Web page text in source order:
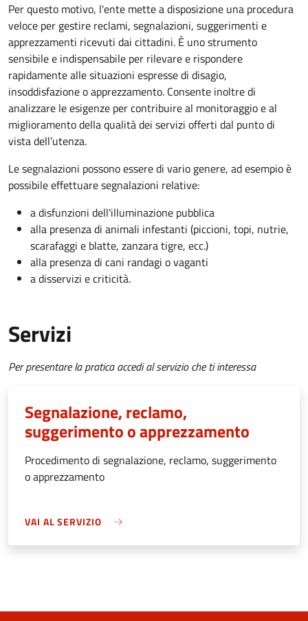
Per questo motivo, l'ente mette a disposizione una procedura
veloce per gestire reclami, segnalazioni, suggerimenti e
apprezzamenti ricevuti dai cittadini. È uno strumento
sensibile e indispensabile per rilevare e rispondere
rapidamente alle situazioni espresse di disagio,
insoddisfazione o apprezzamento. Consente inoltre di
analizzare le esigenze per contribuire al monitoraggio e al
miglioramento della qualità dei servizi offerti dal punto di
vista dell’utenza.
Le segnalazioni possono essere di vario genere, ad esempio è
possibile effettuare segnalazioni relative:
a disfunzioni dell'illuminazione pubblica
alla presenza di animali infestanti (piccioni, topi, nutrie,
scarafaggi e blatte, zanzara tigre, ecc.)
alla presenza di cani randagi o vaganti
a disservizi e criticità.
Servizi
Per presentare la pratica accedi al servizio che ti interessa
Segnalazione, reclamo,
suggerimento o apprezzamento
Procedimento di segnalazione, reclamo, suggerimento
o apprezzamento
VAI AL SERVIZIO